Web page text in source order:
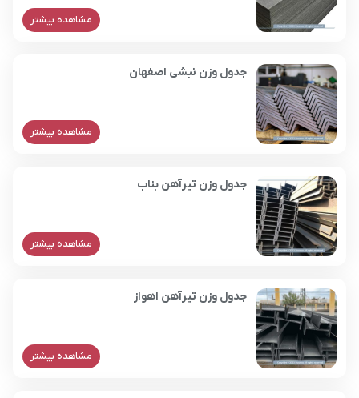
مشاهده بیشتر
جدول وزن نبشی اصفهان
مشاهده بیشتر
جدول وزن تیرآهن بناب
مشاهده بیشتر
جدول وزن تیرآهن اهواز
مشاهده بیشتر